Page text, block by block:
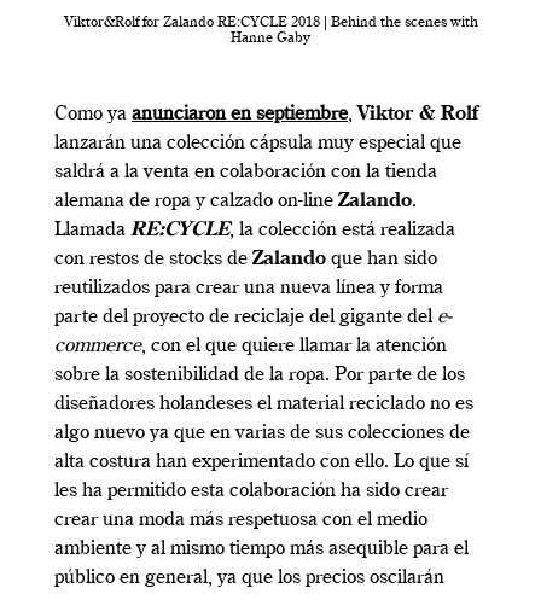
Viktor&Rolf for Zalando RE:CYCLE 2018 | Behind the scenes with
Hanne Gaby
Como ya anunciaron en septiembre, Viktor & Rolf
lanzarán una colección cápsula muy especial que
saldrá a la venta en colaboración con la tienda
alemana de ropa y calzado on-line Zalando.
Llamada RE:CYCLE, la colección está realizada
con restos de stocks de Zalando que han sido
reutilizados para crear una nueva línea y forma
parte del proyecto de reciclaje del gigante del e-
commerce, con el que quiere llamar la atención
sobre la sostenibilidad de la ropa. Por parte de los
diseñadores holandeses el material reciclado no es
algo nuevo ya que en varias de sus colecciones de
alta costura han experimentado con ello. Lo que sí
les ha permitido esta colaboración ha sido crear
crear una moda más respetuosa con el medio
ambiente y al mismo tiempo más asequible para el
público en general, ya que los precios oscilarán